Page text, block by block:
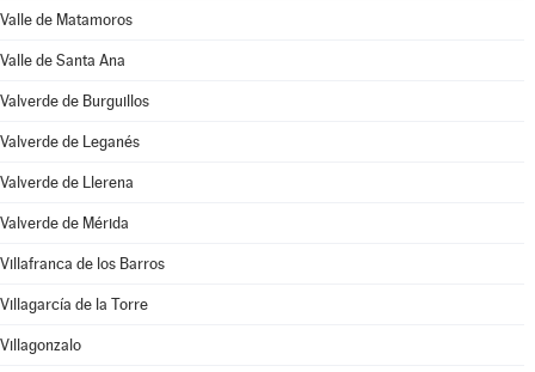
Valle de Matamoros
Valle de Santa Ana
Valverde de Burguillos
Valverde de Leganés
Valverde de Llerena
Valverde de Mérida
Villafranca de los Barros
Villagarcía de la Torre
Villagonzalo